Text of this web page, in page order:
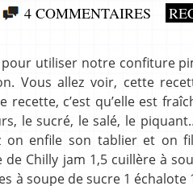
4 COMMENTAIRES
utiliser notre confiture
Vous allez voir, cette
c’est qu’elle est
le sucré, le salé, le
enfile son tablier et on
Chilly jam 1,5 cuillère à
à soupe de sucre 1